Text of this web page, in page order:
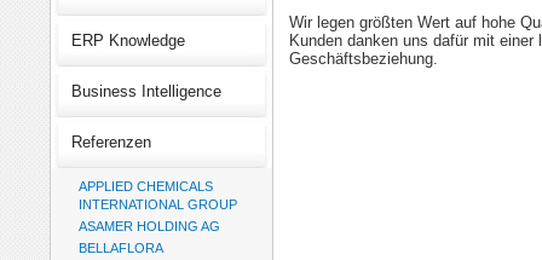
ERP Knowledge
Business Intelligence
Referenzen
APPLIED CHEMICALS
INTERNATIONAL GROUP
ASAMER HOLDING AG
BELLAFLORA
Wir legen größten Wert auf hohe
Kunden danken uns dafür mit
Geschäftsbeziehung.